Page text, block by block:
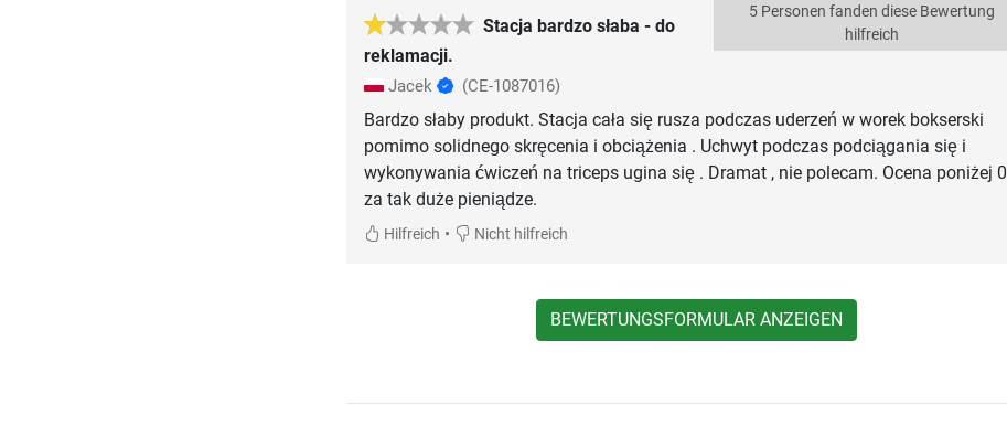
Stacja bardzo słaba - do
reklamacji.
5 Personen fanden diese Bewertung
hilfreich
Jacek (CE-1087016)
Bardzo słaby produkt. Stacja cała się rusza podczas uderzeń w worek bokserski
pomimo solidnego skręcenia i obciążenia . Uchwyt podczas podciągania się i
wykonywania ćwiczeń na triceps ugina się . Dramat , nie polecam. Ocena poniżej 0
za tak duże pieniądze.
Hilfreich • Nicht hilfreich
BEWERTUNGSFORMULAR ANZEIGEN